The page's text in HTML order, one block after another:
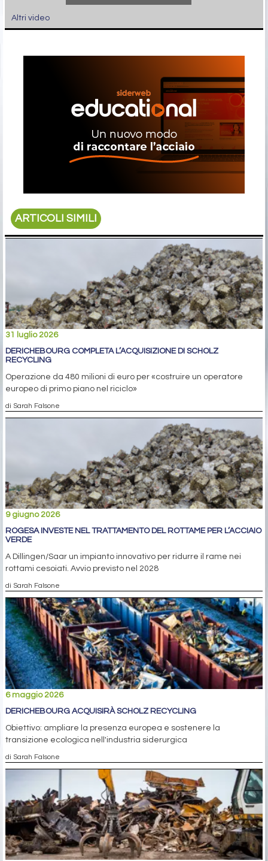
Altri video
ARTICOLI SIMILI
31 luglio 2026
DERICHEBOURG COMPLETA L’ACQUISIZIONE DI SCHOLZ
RECYCLING
Operazione da 480 milioni di euro per «costruire un operatore
europeo di primo piano nel riciclo»
di Sarah Falsone
9 giugno 2026
ROGESA INVESTE NEL TRATTAMENTO DEL ROTTAME PER L’ACCIAIO
VERDE
A Dillingen/Saar un impianto innovativo per ridurre il rame nei
rottami cesoiati. Avvio previsto nel 2028
di Sarah Falsone
6 maggio 2026
DERICHEBOURG ACQUISIRÀ SCHOLZ RECYCLING
Obiettivo: ampliare la presenza europea e sostenere la
transizione ecologica nell'industria siderurgica
di Sarah Falsone